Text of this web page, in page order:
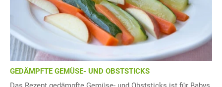
GEDÄMPFTE GEMÜSE- UND OBSTSTICKS